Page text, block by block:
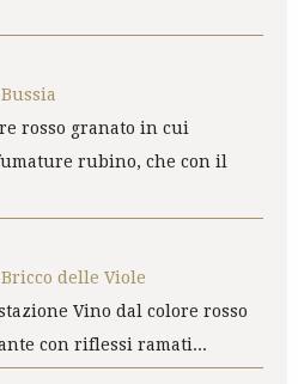
rosso granato in cui
rubino, che con il
Bricco delle Viole
Vino dal colore rosso
con riflessi ramati...